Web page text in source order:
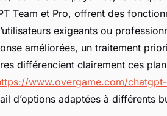
Team et Pro, offrent des
exigeants ou
améliorées, un traitement
différencient clairement ces
www.overgame.com/
d’options adaptées à différents